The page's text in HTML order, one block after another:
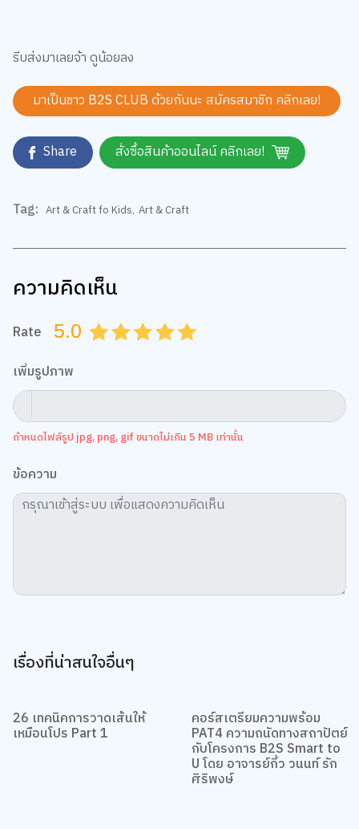
รีบส่งมาเลยจ้า ดูน้อยลง
มาเป็นชาว B2S CLUB ด้วยกันนะ สมัครสมาชิก คลิกเลย!
Share สั่งซื้อสินค้าออนไลน์ คลิกเลย!
Tag: Art & Craft fo Kids, Art & Craft
ความคิดเห็น
Rate 5.0 4.5
4.0
3.5
3.0
2.5
2.0
1.5
1.0
0.5
เพิ่มรูปภาพ
กำหนดไฟล์รูป jpg, png, gif ขนาดไม่เกิน 5 MB เท่านั้น
ข้อความ
เรื่องที่น่าสนใจอื่นๆ
26 เทคนิคการวาดเส้นให้
เหมือนโปร Part 1
คอร์สเตรียมความพร้อม
PAT4 ความถนัดทางสถาปัตย์
กับโครงการ B2S Smart to
U โดย อาจารย์กิ้ว วนนท์ รัก
ศิริพงษ์